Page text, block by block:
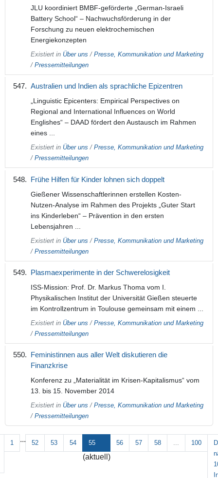
JLU koordiniert BMBF-geförderte „German-Israeli
Battery School“ – Nachwuchsförderung in der
Forschung zu neuen elektrochemischen
Energiekonzepten
Existiert in Über uns / Presse, Kommunikation und Marketing
/ Pressemitteilungen
Australien und Indien als sprachliche Epizentren
„Linguistic Epicenters: Empirical Perspectives on
Regional and International Influences on World
Englishes“ – DAAD fördert den Austausch im Rahmen
eines ...
Existiert in Über uns / Presse, Kommunikation und Marketing
/ Pressemitteilungen
Frühe Hilfen für Kinder lohnen sich doppelt
Gießener Wissenschaftlerinnen erstellen Kosten-
Nutzen-Analyse im Rahmen des Projekts „Guter Start
ins Kinderleben“ – Prävention in den ersten
Lebensjahren ...
Existiert in Über uns / Presse, Kommunikation und Marketing
/ Pressemitteilungen
Plasmaexperimente in der Schwerelosigkeit
ISS-Mission: Prof. Dr. Markus Thoma vom I.
Physikalischen Institut der Universität Gießen steuerte
im Kontrollzentrum in Toulouse gemeinsam mit einem ...
Existiert in Über uns / Presse, Kommunikation und Marketing
/ Pressemitteilungen
Feministinnen aus aller Welt diskutieren die
Finanzkrise
Konferenz zu „Materialität im Krisen-Kapitalismus“ vom
13. bis 15. November 2014
Existiert in Über uns / Presse, Kommunikation und Marketing
/ Pressemitteilungen
1 ... 52 53 54 55
(aktuell)
56 57 58 ... 100